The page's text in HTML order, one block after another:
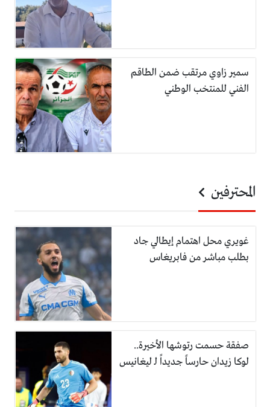
سمير زاوي مرتقب ضمن الطاقم
الفني للمنتخب الوطني
المحترفين
غويري محل اهتمام إيطالي جاد
بطلب مباشر من فابريغاس
صفقة حسمت رتوشها الأخيرة..
لوكا زيدان حارساً جديداً لـ ليغانيس